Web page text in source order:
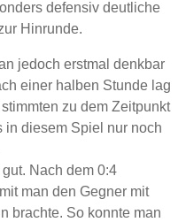
defensiv deutliche
Hinrunde.
jedoch erstmal denkbar
einer halben Stunde lag
zu dem Zeitpunkt
in diesem Spiel nur noch
Nach dem 0:4
man den Gegner mit
brachte. So konnte man